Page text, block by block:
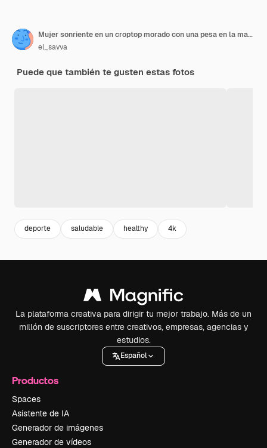
Mujer sonriente en un croptop morado con una pesa en la mano con fondo morado haciendo deporte
el_savva
Puede que también te gusten estas fotos
deporte saludable healthy 4k
La plataforma creativa para dirigir tu mejor trabajo. Más de un
millón de suscriptores entre creativos, empresas, agencias y
estudios.
Español
Productos
Spaces
Asistente de IA
Generador de imágenes
Generador de vídeos